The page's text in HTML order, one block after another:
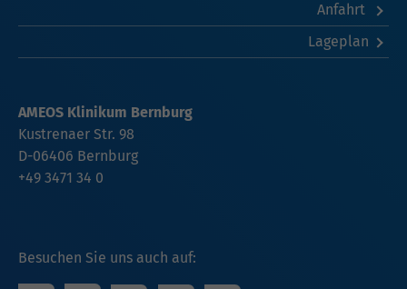
Anfahrt
Lageplan
Besuchen Sie uns auch auf:
AMEOS Klinikum Bernburg
Kustrenaer Str. 98
D-06406 Bernburg
+49 3471 34 0